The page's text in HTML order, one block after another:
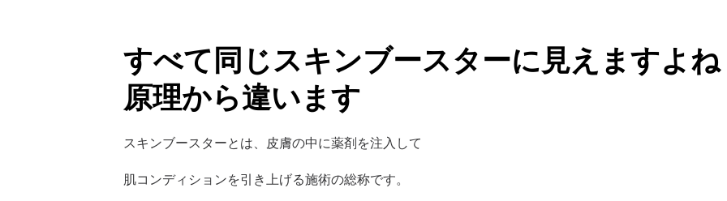
すべて同じスキンブースターに見えますよね
原理から違います
スキンブースターとは、皮膚の中に薬剤を注入して
肌コンディションを引き上げる施術の総称です。